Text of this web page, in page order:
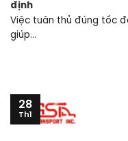
định
Việc tuân thủ đúng tốc
giúp...
28
Th1